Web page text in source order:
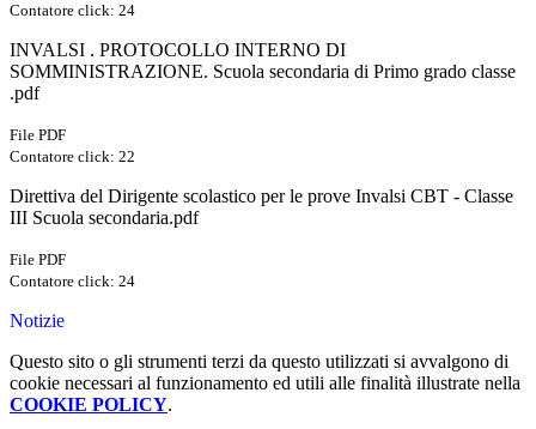
Contatore click: 24
INVALSI . PROTOCOLLO INTERNO DI
SOMMINISTRAZIONE. Scuola secondaria di Primo grado classe
.pdf
File PDF
Contatore click: 22
Direttiva del Dirigente scolastico per le prove Invalsi CBT - Classe
III Scuola secondaria.pdf
File PDF
Contatore click: 24
Notizie
Questo sito o gli strumenti terzi da questo utilizzati si avvalgono di
cookie necessari al funzionamento ed utili alle finalità illustrate nella
COOKIE POLICY.